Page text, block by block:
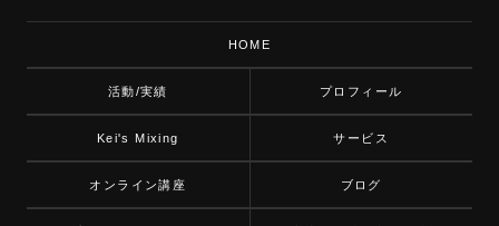
HOME
活動/実績 プロフィール
Kei's Mixing サービス
オンライン講座 ブログ